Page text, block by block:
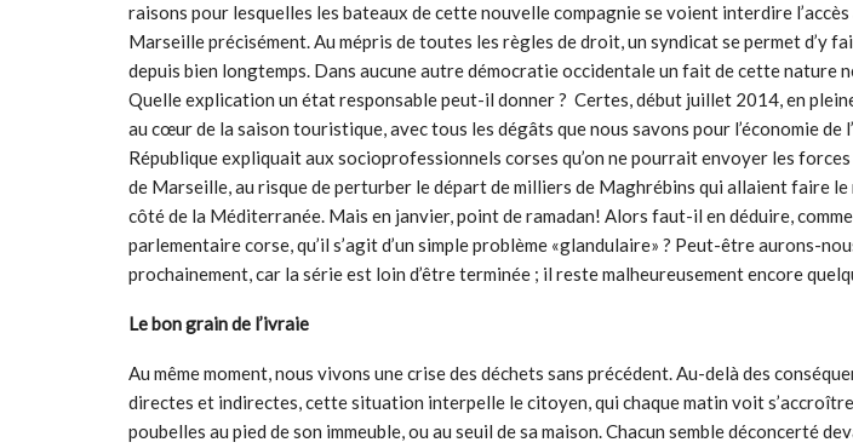
raisons pour lesquelles les bateaux de cette nouvelle compagnie se voient interdire l’accès
Marseille précisément. Au mépris de toutes les règles de droit, un syndicat se permet d’y
depuis bien longtemps. Dans aucune autre démocratie occidentale un fait de cette nature
Quelle explication un état responsable peut-il donner ? Certes, début juillet 2014, en
au cœur de la saison touristique, avec tous les dégâts que nous savons pour l’économie de
République expliquait aux socioprofessionnels corses qu’on ne pourrait envoyer les
de Marseille, au risque de perturber le départ de milliers de Maghrébins qui allaient faire le
côté de la Méditerranée. Mais en janvier, point de ramadan! Alors faut-il en déduire,
parlementaire corse, qu’il s’agit d’un simple problème «glandulaire» ? Peut-être aurons-
prochainement, car la série est loin d’être terminée ; il reste malheureusement encore
Le bon grain de l’ivraie
Au même moment, nous vivons une crise des déchets sans précédent. Au-delà des
directes et indirectes, cette situation interpelle le citoyen, qui chaque matin voit s’accroître
poubelles au pied de son immeuble, ou au seuil de sa maison. Chacun semble déconcerté